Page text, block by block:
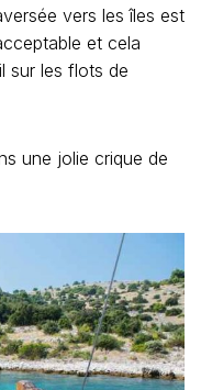
vers les îles est
et cela
sur les flots de
une jolie crique de